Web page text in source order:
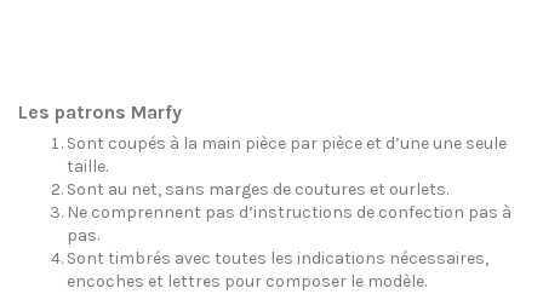
Les patrons Marfy
Sont coupés à la main pièce par pièce et d’une une seule
taille.
Sont au net, sans marges de coutures et ourlets.
Ne comprennent pas d’instructions de confection pas à
pas.
Sont timbrés avec toutes les indications nécessaires,
encoches et lettres pour composer le modèle.